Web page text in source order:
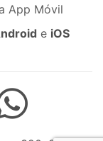
App Móvil
e iOS